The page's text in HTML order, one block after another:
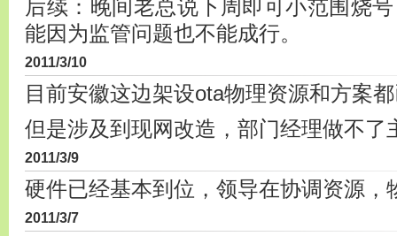
后续：晚间老总说下周即可小范围烧
能因为监管问题也不能成行。
2011/3/10
目前安徽这边架设ota物理资源和方案
但是涉及到现网改造，部门经理做不了
2011/3/9
硬件已经基本到位，领导在协调资源，
2011/3/7